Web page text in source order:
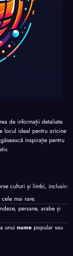
de informații detaliate
locul ideal pentru oricine
inspirație pentru
culturi și limbi, inclusiv:
mai rare.
persane, arabe și
unui nume popular sau